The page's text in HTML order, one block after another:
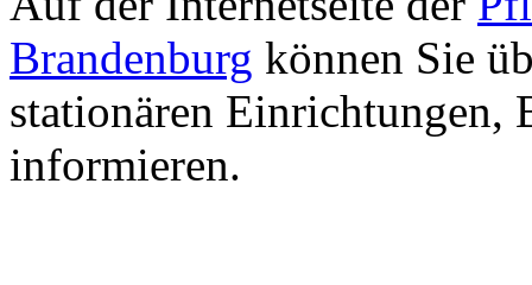
Brandenburg können Sie
stationären Einrichtungen,
informieren.